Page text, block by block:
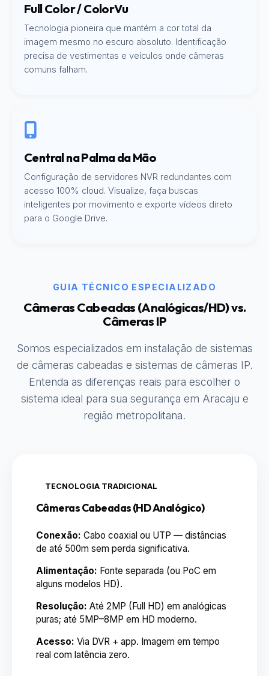
Full Color / ColorVu
Tecnologia pioneira que mantém a cor total da
imagem mesmo no escuro absoluto. Identificação
precisa de vestimentas e veículos onde câmeras
comuns falham.
Central na Palma da Mão
Configuração de servidores NVR redundantes com
acesso 100% cloud. Visualize, faça buscas
inteligentes por movimento e exporte vídeos direto
para o Google Drive.
GUIA TÉCNICO ESPECIALIZADO
Câmeras Cabeadas (Analógicas/HD) vs.
Câmeras IP
Somos especializados em instalação de sistemas
de câmeras cabeadas e sistemas de câmeras IP.
Entenda as diferenças reais para escolher o
sistema ideal para sua segurança em Aracaju e
região metropolitana.
TECNOLOGIA TRADICIONAL
Câmeras Cabeadas (HD Analógico)
Conexão: Cabo coaxial ou UTP — distâncias
de até 500m sem perda significativa.
Alimentação: Fonte separada (ou PoC em
alguns modelos HD).
Resolução: Até 2MP (Full HD) em analógicas
puras; até 5MP–8MP em HD moderno.
Acesso: Via DVR + app. Imagem em tempo
real com latência zero.